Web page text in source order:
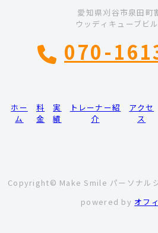
愛知県刈谷市泉田町
ウッディキューブビ
070-
ホー
ム
料
金
実
績
トレーナー紹
介
アクセ
ス
Copyright© Make Smile パーソナル
powered by オフ